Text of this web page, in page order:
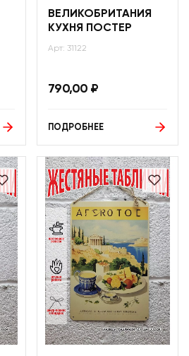
ВЕЛИКОБРИТАНИЯ
КУХНЯ ПОСТЕР
Арт: 31122
790,00 ₽
ПОДРОБНЕЕ